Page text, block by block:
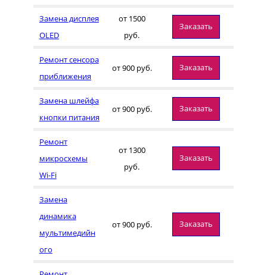
Замена дисплея
OLED
от 1500
руб.
Заказать
Ремонт сенсора
приближения
от 900 руб. Заказать
Замена шлейфа
кнопки питания
от 900 руб. Заказать
Ремонт
микросхемы
Wi-Fi
от 1300
руб.
Заказать
Замена
динамика
мультимедийн
ого
от 900 руб. Заказать